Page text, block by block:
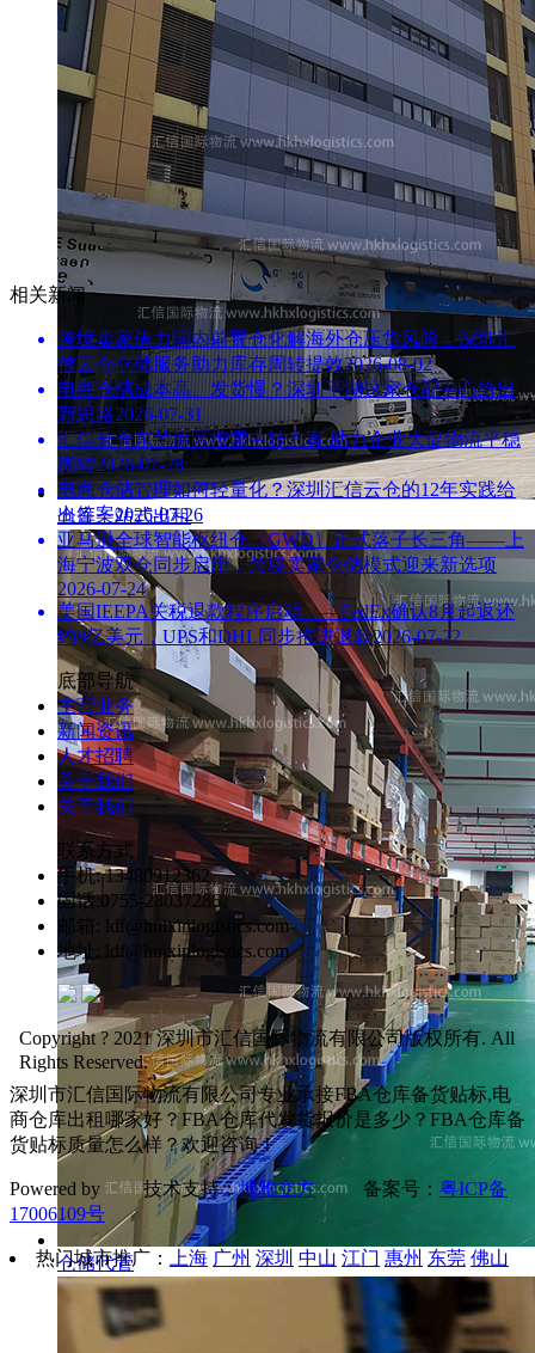
仓库一站式出租
仓储代管
相关新闻
跨境卖家借力国内前置仓化解海外仓压货风险，深圳汇
信云仓仓储服务助力库存周转提效2026-08-02
电商仓储成本高、发货慢？深圳平湖这家仓配中心给出
新思路2026-07-31
汇信云仓东莞库区按需中转方案 助力企业大促物流平稳
周转2026-07-28
电商仓储管理如何轻量化？深圳汇信云仓的12年实践给
出答案2026-07-26
亚马逊全球智能枢纽仓（GWD）正式落子长三角——上
海宁波双仓同步启用，跨境卖家仓储模式迎来新选项
2026-07-24
美国IEEPA关税退款程序启动——FedEx确认8月起返还
约8亿美元，UPS和DHL同步推进退款2026-07-22
底部导航
主营业务
新闻资讯
人才招聘
关于我们
关于我们
联系方式
手机: 13480912362
固话:0755-28037286
邮箱: ldf@huixinlogistics.com
地址: ldf@huixinlogistics.com
Copyright ? 2021 深圳市汇信国际物流有限公司版权所有. All
Rights Reserved.
深圳市汇信国际物流有限公司专业承接FBA仓库备货贴标,电
商仓库出租哪家好？FBA仓库代发货报价是多少？FBA仓库备
货贴标质量怎么样？欢迎咨询！
Powered by 技术支持：博雅立方备案号： 粤ICP备
17006109号
热门城市推广： 上海 广州 深圳 中山 江门 惠州 东莞 佛山